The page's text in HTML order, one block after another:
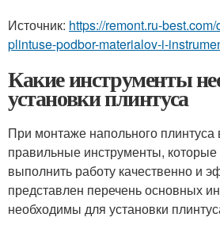
Источник: https://remont.ru-
plintuse-podbor-materialov-i-
Какие инструменты
установки плинтуса
При монтаже напольного
правильные инструменты, которые
выполнить работу качественно и
представлен перечень основных
необходимы для установки